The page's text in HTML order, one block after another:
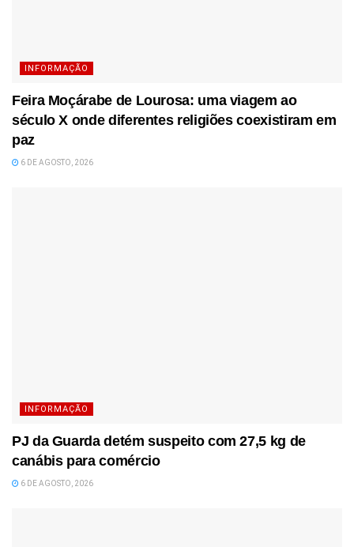
INFORMAÇÃO
Feira Moçárabe de Lourosa: uma viagem ao
século X onde diferentes religiões coexistiram em
paz
6 DE AGOSTO, 2026
INFORMAÇÃO
PJ da Guarda detém suspeito com 27,5 kg de
canábis para comércio
6 DE AGOSTO, 2026